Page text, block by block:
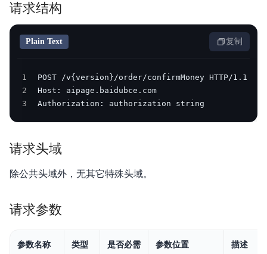
产品定价
快速入门
常见问题
百度智能门户（AIPage）服务不可用赔偿标准
请求结构
Plain Text 复制
1
2
3
Authorization: authorization string
请求头域
除公共头域外，无其它特殊头域。
请求参数
参数名称 类型 是否必需 参数位置 描述